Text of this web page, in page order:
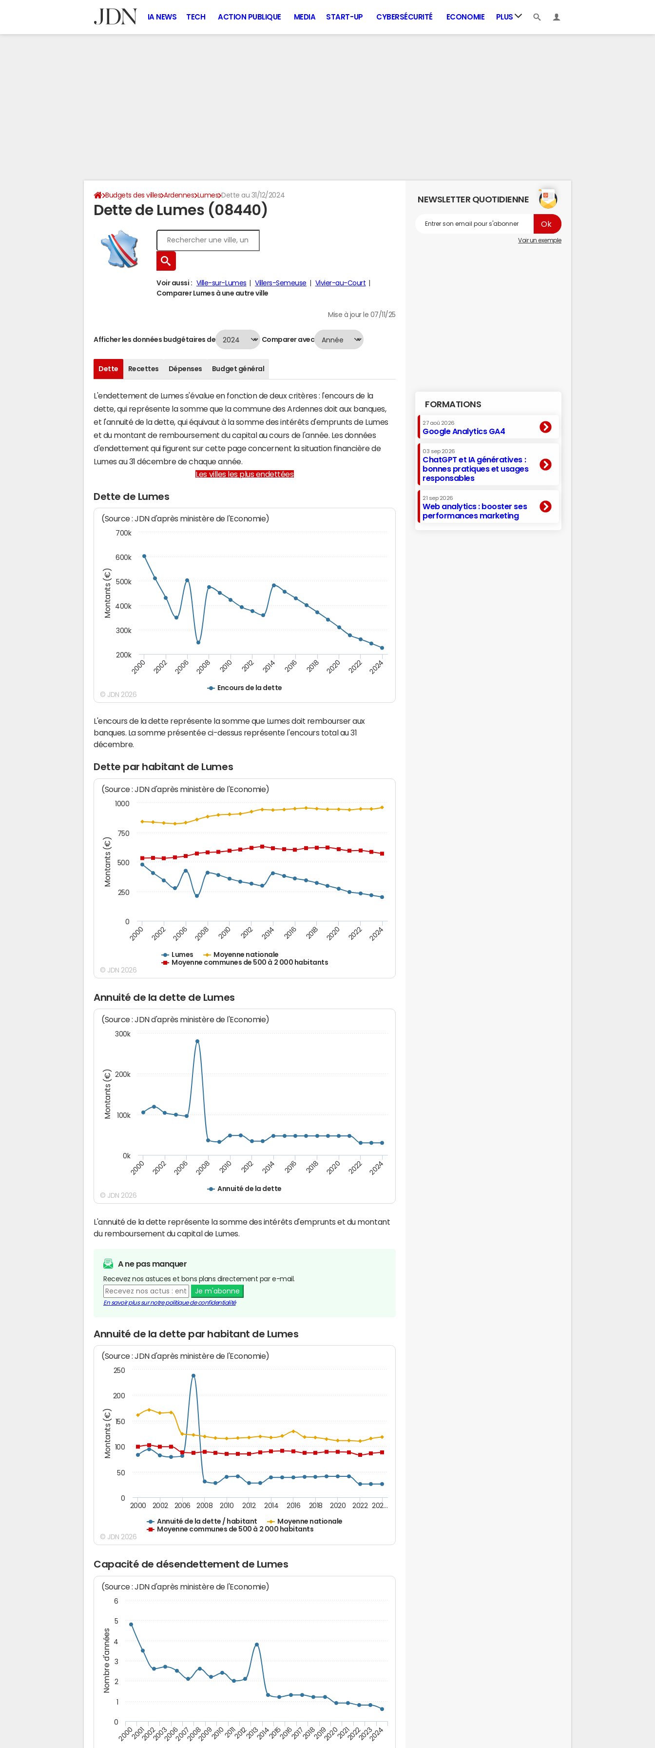
IA NEWS TECH ACTION PUBLIQUE MEDIA START-UP CYBERSÉCURITÉ ECONOMIE PLUS
Budgets des villes Ardennes Lumes Dette au 31/12/2024
Dette de Lumes (08440)
Voir aussi : Ville-sur-Lumes Villers-Semeuse
Vivier-au-Court
Comparer Lumes à une autre ville
Mise à jour le 07/11/25
Afficher les données budgétaires de Comparer avec
Dette Recettes Dépenses Budget général
L'endettement de Lumes s'évalue en fonction de deux critères : l'encours de la
dette, qui représente la somme que la commune des Ardennes doit aux banques,
et l'annuité de la dette, qui équivaut à la somme des intérêts d'emprunts de Lumes
et du montant de remboursement du capital au cours de l'année. Les données
d'endettement qui figurent sur cette page concernent la situation financière de
Lumes au 31 décembre de chaque année.
Les villes les plus endettées
Dette de Lumes
Montants (€)
(Source : JDN d'après ministère de l'Economie)
Encours de la dette
2000 2002 2006 2008 2010 2012 2014 2016 2018 2020 2022 2024
200k
300k
400k
500k
600k
700k
© JDN 2026
L'encours de la dette représente la somme que Lumes doit rembourser aux
banques. La somme présentée ci-dessus représente l'encours total au 31
décembre.
Dette par habitant de Lumes
Montants (€)
(Source : JDN d'après ministère de l'Economie)
Lumes
Moyenne nationale
Moyenne communes de 500 à 2 000 habitants
2000 2002 2006 2008 2010 2012 2014 2016 2018 2020 2022 2024
0
250
500
750
1000
© JDN 2026
Annuité de la dette de Lumes
Montants (€)
(Source : JDN d'après ministère de l'Economie)
Annuité de la dette
2000 2002 2006 2008 2010 2012 2014 2016 2018 2020 2022 2024
0k
100k
200k
300k
© JDN 2026
L'annuité de la dette représente la somme des intérêts d'emprunts et du montant
du remboursement du capital de Lumes.
A ne pas manquer
Recevez nos astuces et bons plans directement par e-mail.
Je m'abonne
En savoir plus sur notre politique de confidentialité
Annuité de la dette par habitant de Lumes
Montants (€)
(Source : JDN d'après ministère de l'Economie)
Annuité de la dette / habitant
Moyenne nationale
Moyenne communes de 500 à 2 000 habitants
2000 2002 2006 2008 2010 2012 2014 2016 2018 2020 2022 202…
0
50
100
150
200
250
© JDN 2026
Capacité de désendettement de Lumes
Nombre d'années
(Source : JDN d'après ministère de l'Economie)
20002001200220032006200720082009201020112012201320142015201620172018201920202021202220232024
0
1
2
3
4
5
6
NEWSLETTER QUOTIDIENNE
Voir un exemple
FORMATIONS
27 aoû 2026
Google Analytics GA4
03 sep 2026
ChatGPT et IA génératives :
bonnes pratiques et usages
responsables
21 sep 2026
Web analytics : booster ses
performances marketing